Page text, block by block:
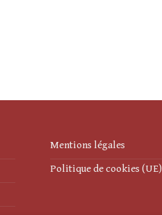
Mentions légales
Politique de cookies (UE)